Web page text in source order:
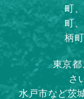
町
町
柄
東京都
さ
水戸市など茨